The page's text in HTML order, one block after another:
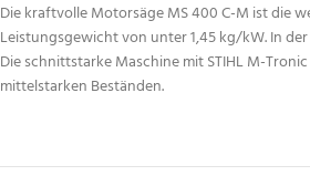
Die kraftvolle Motorsäge MS 400 C-M ist die
Leistungsgewicht von unter 1,45 kg/kW. In
Die schnittstarke Maschine mit STIHL M-
mittelstarken Beständen.